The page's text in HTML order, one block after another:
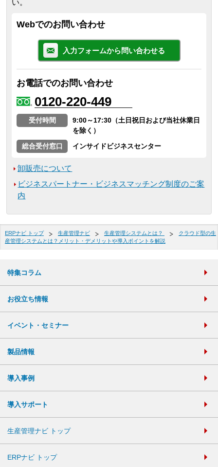
い。
Webでのお問い合わせ
入力フォームから問い合わせる
お電話でのお問い合わせ
0120-220-449
受付時間
9:00～17:30（土日祝日および当社休業日
を除く）
総合受付窓口
インサイドビジネスセンター
卸販売について
ビジネスパートナー・ビジネスマッチング制度のご案
内
ERPナビ トップ 生産管理ナビ 生産管理システムとは？
クラウド型の生
産管理システムとは？メリット・デメリットや導入ポイントを解説
特集コラム
お役立ち情報
イベント・セミナー
製品情報
導入事例
導入サポート
生産管理ナビ トップ
ERPナビ トップ